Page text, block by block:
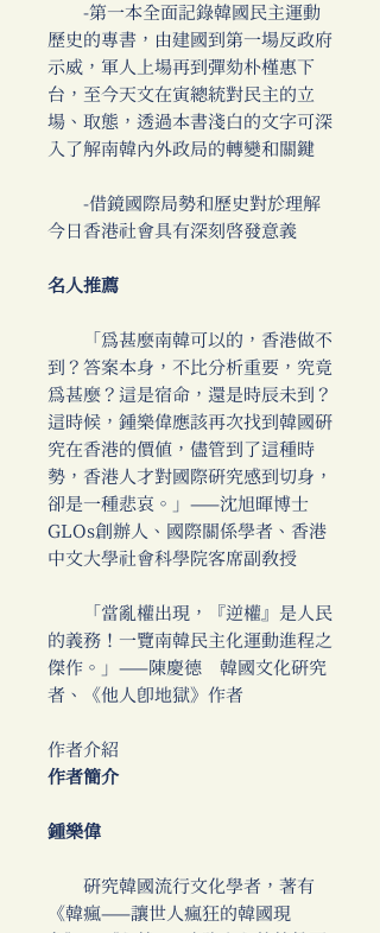
-第一本全面記錄韓國民主運動
歷史的專書，由建國到第一場反政府
示威，軍人上場再到彈劾朴槿惠下
台，至今天文在寅總統對民主的立
場、取態，透過本書淺白的文字可深
入了解南韓內外政局的轉變和關鍵
-借鏡國際局勢和歷史對於理解
今日香港社會具有深刻啟發意義
名人推薦
「為甚麼南韓可以的，香港做不
到？答案本身，不比分析重要，究竟
為甚麼？這是宿命，還是時辰未到？
這時候，鍾樂偉應該再次找到韓國研
究在香港的價值，儘管到了這種時
勢，香港人才對國際研究感到切身，
卻是一種悲哀。」——沈旭暉博士
GLOs創辦人、國際關係學者、香港
中文大學社會科學院客席副教授
「當亂權出現，『逆權』是人民
的義務！一覽南韓民主化運動進程之
傑作。」——陳慶德 韓國文化研究
者、《他人即地獄》作者
作者介紹
作者簡介
鍾樂偉
研究韓國流行文化學者，著有
《韓瘋——讓世人瘋狂的韓國現